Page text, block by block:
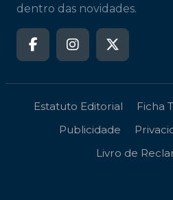
dentro das novidades.
Estatuto Editorial Ficha
Publicidade
Livro de